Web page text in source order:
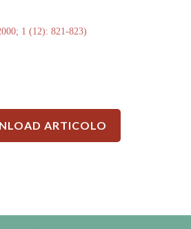
1 (12): 821-823)
ARTICOLO